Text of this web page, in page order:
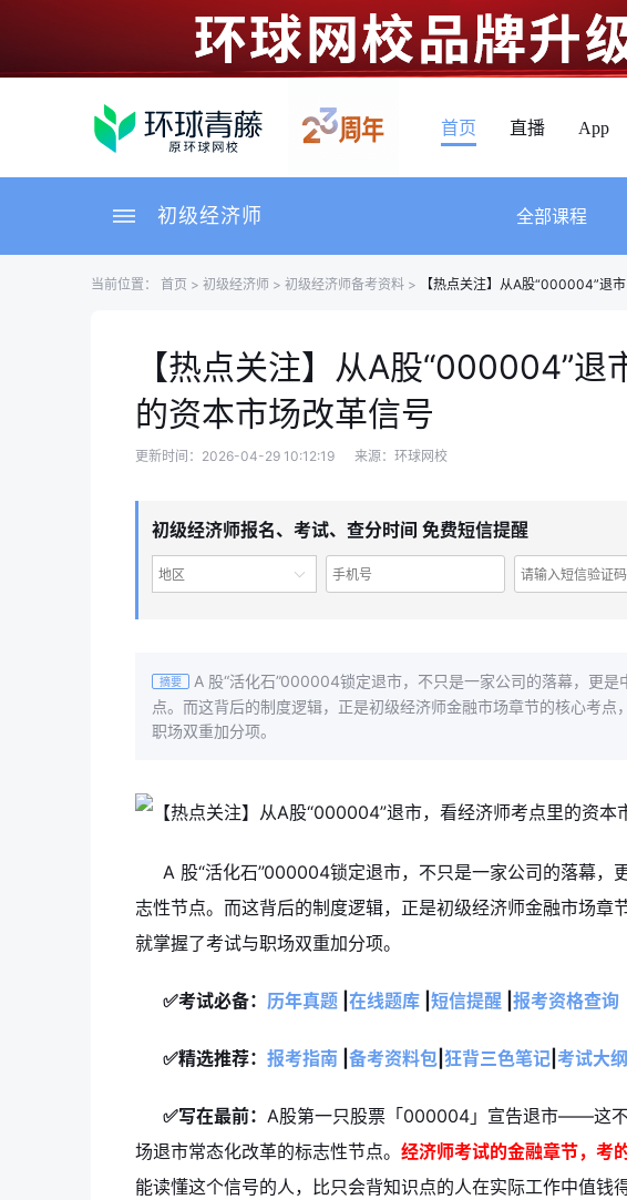
首页 直播 App
初级经济师 全部课程
当前位置： 首页 > 初级经济师 > 初级经济师备考资料 > 【热点关注】从A股“000004”退
【热点关注】从A股“000004”退
的资本市场改革信号
更新时间：2026-04-29 10:12:19 来源：环球网校
初级经济师报名、考试、查分时间 免费短信提醒
地区
摘要
A 股“活化石”000004锁定退市，不只是一家公司的落幕，更
点。而这背后的制度逻辑，正是初级经济师金融市场章节的核心考点
职场双重加分项。
A 股“活化石”000004锁定退市，不只是一家公司的落幕，
志性节点。而这背后的制度逻辑，正是初级经济师金融市场章
就掌握了考试与职场双重加分项。
✅考试必备： 历年真题 在线题库 短信提醒 报考资格查询
✅精选推荐： 报考指南 备考资料包 狂背三色笔记 考试大
✅写在最前： A股第一只股票「000004」宣告退市——这
场退市常态化改革的标志性节点。 经济师考试的金融章节，考
能读懂这个信号的人，比只会背知识点的人在实际工作中值钱得